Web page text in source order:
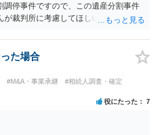
調停事件ですので、この遺産分割事件
が裁判所に考慮してほしいと思う、亡
実や考慮してほしい事情に関連して
、主張書面とは別で提出できます。も
うな資料がある場合、「非開示の希
ることも考えられます。 ご質問：書
い事 回答： お姉さんが申立書の「申
る遺産の分け方に対して意見があれ
。 次に「申立ての理由」のところに、
ば、あかささんと話合いが出来ない／
た場合
#M&A・事業承継
#相続人調査・確定
役にたった 7